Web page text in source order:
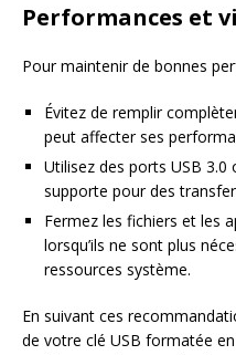
Performances et
Pour maintenir de bonnes
Évitez de remplir
peut affecter ses
Utilisez des ports USB 3.0
supporte pour des
Fermez les fichiers et les
lorsqu’ils ne sont plus
ressources système.
En suivant ces
de votre clé USB formatée